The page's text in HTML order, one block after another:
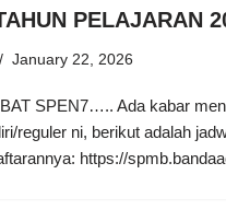
PELAJARAN
January 22, 2026
SPEN7….. Ada kabar
reguler ni, berikut adalah
https://